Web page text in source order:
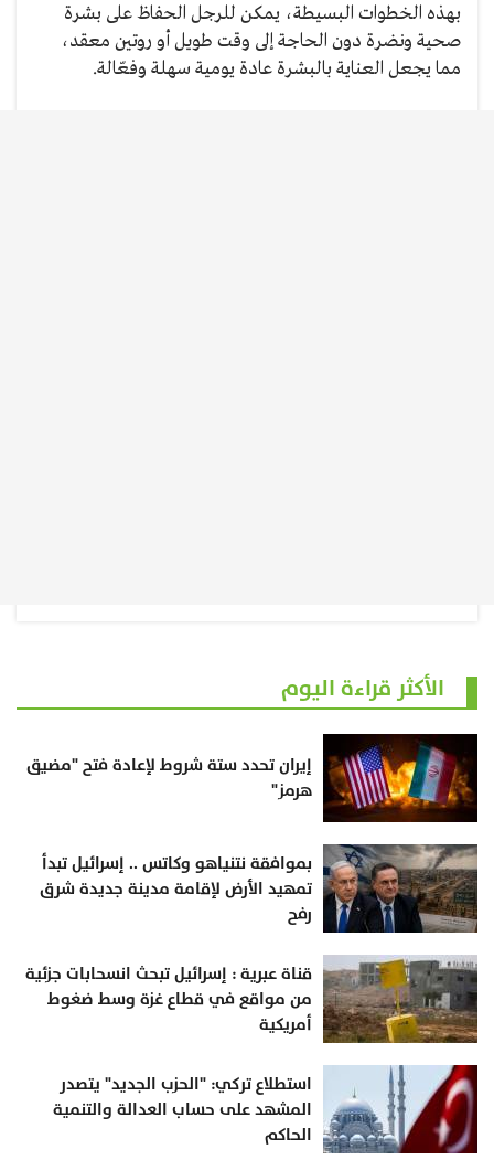
بهذه الخطوات البسيطة، يمكن للرجل الحفاظ على بشرة
صحية ونضرة دون الحاجة إلى وقت طويل أو روتين معقد،
مما يجعل العناية بالبشرة عادة يومية سهلة وفعّالة.
الأكثر قراءة اليوم
إيران تحدد ستة شروط لإعادة فتح "مضيق
هرمز"
بموافقة نتنياهو وكاتس .. إسرائيل تبدأ
تمهيد الأرض لإقامة مدينة جديدة شرق
رفح
قناة عبرية : إسرائيل تبحث انسحابات جزئية
من مواقع في قطاع غزة وسط ضغوط
أمريكية
استطلاع تركي: "الحزب الجديد" يتصدر
المشهد على حساب العدالة والتنمية
الحاكم